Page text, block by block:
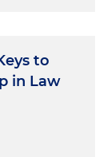
to
in Law